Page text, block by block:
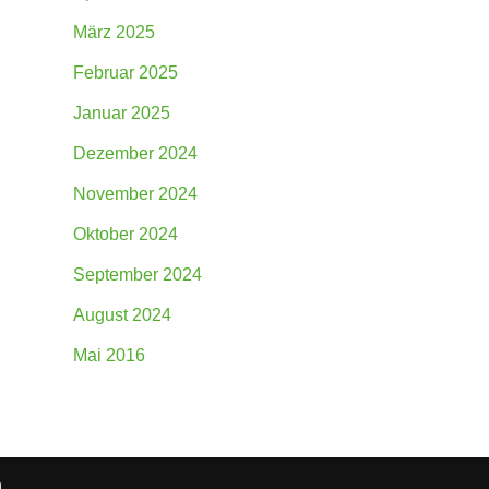
März 2025
Februar 2025
Januar 2025
Dezember 2024
November 2024
Oktober 2024
September 2024
August 2024
Mai 2016